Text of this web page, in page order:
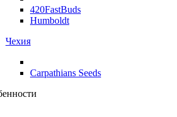
420FastBuds
Humboldt
Чехия
Carpathians Seeds